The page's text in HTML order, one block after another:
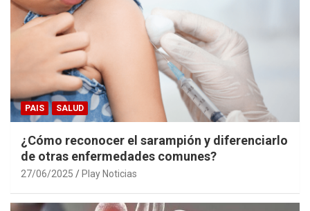
PAIS SALUD
¿Cómo reconocer el sarampión y diferenciarlo
de otras enfermedades comunes?
27/06/2025 Play Noticias